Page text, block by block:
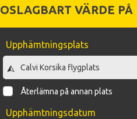
OSLAGBART VÄRDE
Upphämtningsplats
Återlämna på annan plats
Upphämtningsdatum